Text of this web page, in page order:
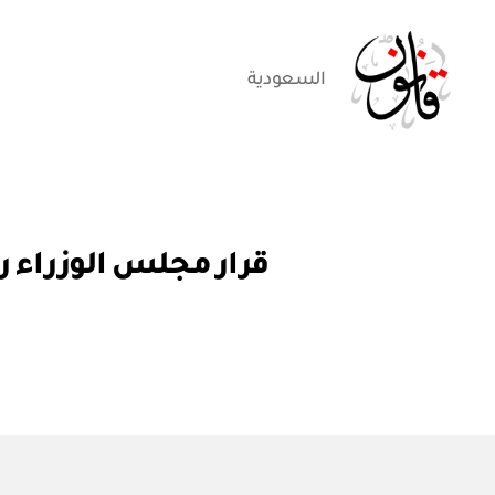
السعودية
التصنيفات
قرار مجلس الوزراء رقم (٦١٦) تعديل دليل إعداد التقارير السنوية